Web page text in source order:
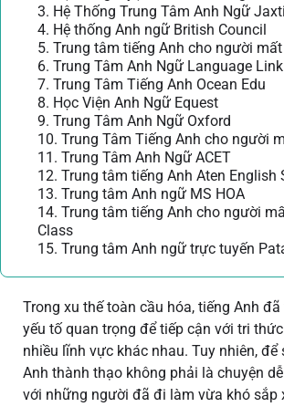
3. Hệ Thống Trung Tâm Anh Ngữ
4. Hệ thống Anh ngữ British Council
5. Trung tâm tiếng Anh cho người
6. Trung Tâm Anh Ngữ Language Link
7. Trung Tâm Tiếng Anh Ocean Edu
8. Học Viện Anh Ngữ Equest
9. Trung Tâm Anh Ngữ Oxford
10. Trung Tâm Tiếng Anh cho người
11. Trung Tâm Anh Ngữ ACET
12. Trung tâm tiếng Anh Aten English
13. Trung tâm Anh ngữ MS HOA
14. Trung tâm tiếng Anh cho người
Class
15. Trung tâm Anh ngữ trực tuyến
Trong xu thế toàn cầu hóa, tiếng Anh
yếu tố quan trọng để tiếp cận với tri
nhiều lĩnh vực khác nhau. Tuy nhiên, để
Anh thành thạo không phải là chuyện
với những người đã đi làm vừa khó sắp